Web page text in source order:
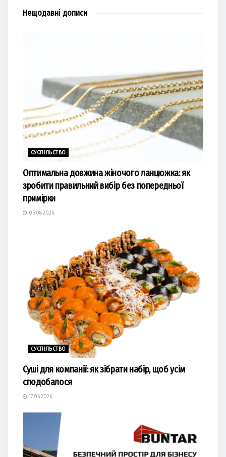
Нещодавні дописи
СУСПІЛЬСТВО
Оптимальна довжина жіночого ланцюжка: як
зробити правильний вибір без попередньої
примірки
05.08.2026
СУСПІЛЬСТВО
Суші для компанії: як зібрати набір, щоб усім
сподобалося
17.06.2026